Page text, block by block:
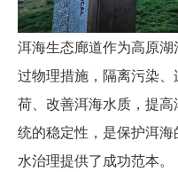
洱海生态廊道作为高原
过物理措施，隔离污染
荷、改善洱海水质，提
统的稳定性，是保护洱
水治理提供了成功范本。